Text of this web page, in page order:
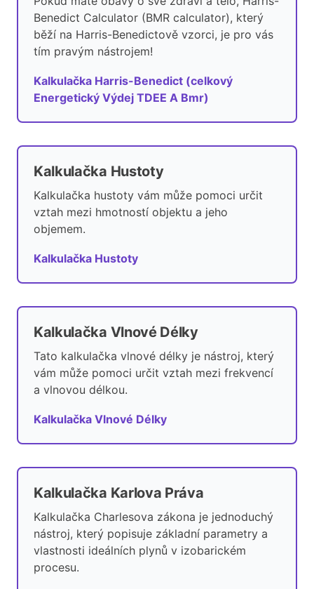
Benedict Calculator (BMR calculator), který
běží na Harris-Benedictově vzorci, je pro vás
tím pravým nástrojem!
Kalkulačka Harris-Benedict (celkový
Energetický Výdej TDEE A Bmr)
Kalkulačka Hustoty
Kalkulačka hustoty vám může pomoci určit
vztah mezi hmotností objektu a jeho
objemem.
Kalkulačka Hustoty
Kalkulačka Vlnové Délky
Tato kalkulačka vlnové délky je nástroj, který
vám může pomoci určit vztah mezi frekvencí
a vlnovou délkou.
Kalkulačka Vlnové Délky
Kalkulačka Karlova Práva
Kalkulačka Charlesova zákona je jednoduchý
nástroj, který popisuje základní parametry a
vlastnosti ideálních plynů v izobarickém
procesu.